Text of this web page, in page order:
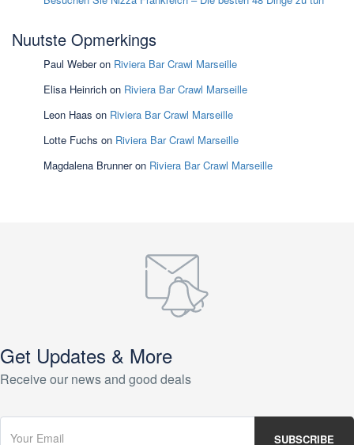
Nuutste Opmerkings
Paul Weberon Riviera Bar Crawl Marseille
Elisa Heinrich on Riviera Bar Crawl Marseille
Leon Haas on Riviera Bar Crawl Marseille
Lotte Fuchs on Riviera Bar Crawl Marseille
Magdalena Brunneron Riviera Bar Crawl Marseille
Get Updates & More
Receive our news and good deals